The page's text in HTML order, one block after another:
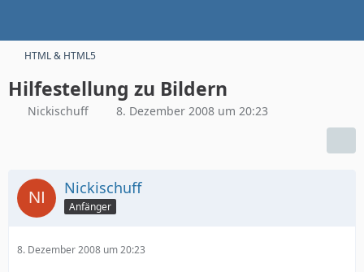
HTML & HTML5
Hilfestellung zu Bildern
Nickischuff 8. Dezember 2008 um 20:23
Nickischuff
Anfänger
8. Dezember 2008 um 20:23